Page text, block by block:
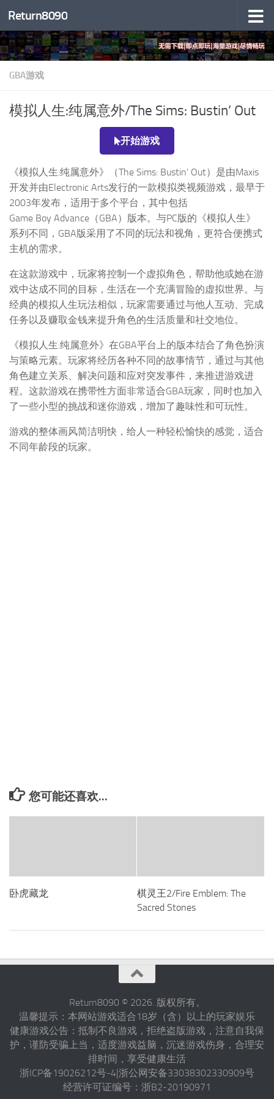
跳至内容
Return8090
GBA游戏
模拟人生:纯属意外/The Sims: Bustin’ Out
开始游戏
《模拟人生:纯属意外》（The Sims: Bustin’ Out）是由Maxis
开发并由Electronic Arts发行的一款模拟类视频游戏，最早于
2003年发布，适用于多个平台，其中包括
Game Boy Advance（GBA）版本。与PC版的《模拟人生》
系列不同，GBA版采用了不同的玩法和视角，更符合便携式
主机的需求。
在这款游戏中，玩家将控制一个虚拟角色，帮助他或她在游
戏中达成不同的目标，生活在一个充满冒险的虚拟世界。与
经典的模拟人生玩法相似，玩家需要通过与他人互动、完成
任务以及赚取金钱来提升角色的生活质量和社交地位。
《模拟人生:纯属意外》在GBA平台上的版本结合了角色扮演
与策略元素。玩家将经历各种不同的故事情节，通过与其他
角色建立关系、解决问题和应对突发事件，来推进游戏进
程。这款游戏在携带性方面非常适合GBA玩家，同时也加入
了一些小型的挑战和迷你游戏，增加了趣味性和可玩性。
游戏的整体画风简洁明快，给人一种轻松愉快的感觉，适合
不同年龄段的玩家。
您可能还喜欢...
卧虎藏龙
棋灵王2/Fire Emblem: The
Sacred Stones
Return8090 © 2026. 版权所有。
温馨提示：本网站游戏适合18岁（含）以上的玩家娱乐
健康游戏公告：抵制不良游戏，拒绝盗版游戏，注意自我保
护，谨防受骗上当，适度游戏益脑，沉迷游戏伤身，合理安
排时间，享受健康生活
浙ICP备19026212号-4|浙公网安备33038302330909号
经营许可证编号：浙B2-20190971